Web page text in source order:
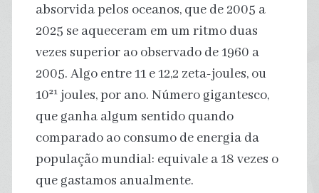
absorvida pelos oceanos, que de 2005 a
2025 se aqueceram em um ritmo duas
vezes superior ao observado de 1960 a
2005. Algo entre 11 e 12,2 zeta-joules, ou
10²¹ joules, por ano. Número gigantesco,
que ganha algum sentido quando
comparado ao consumo de energia da
população mundial: equivale a 18 vezes o
que gastamos anualmente.